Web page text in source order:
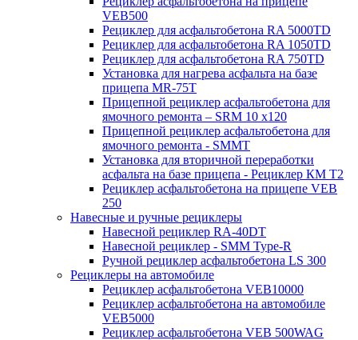
VEB500
Рециклер для асфальтобетона RA 5000TD
Рециклер для асфальтобетона RA 1050TD
Рециклер для асфальтобетона RA 750TD
Установка для нагрева асфальта на базе
прицепа MR-75T
Прицепной рециклер асфальтобетона для
ямочного ремонта – SRM 10 x120
Прицепной рециклер асфальтобетона для
ямочного ремонта - SMMT
Установка для вторичной переработки
асфальта на базе прицепа - Рециклер КМ T2
Рециклер асфальтобетона на прицепе VEB
250
Навесные и ручные рециклеры
Навесной рециклер RA-40DT
Навесной рециклер - SMM Type-R
Ручной рециклер асфальтобетона LS 300
Рециклеры на автомобиле
Рециклер асфальтобетона VEB10000
Рециклер асфальтобетона на автомобиле
VEB5000
Рециклер асфальтобетона VEB 500WAG